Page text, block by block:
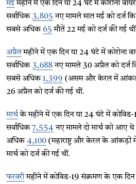
मईमहीने में एक दिन या 24 घंटे में कोरोना
सर्वाधिक 3,805 नए मामले सात मई को दर्ज
सबसे अधिक 65 मौतें 22 मई को दर्ज की गई
अप्रैलमहीने में एक दिन या 24 घंटे में कोरोना
सर्वाधिक 3,688 नए मामले 30 अप्रैल को दर्ज
सबसे अधिक1,399 (असम और केरल में
26 अप्रैल को दर्ज की गई थीं.
मार्चके महीने में एक दिन या 24 घंटे में
सर्वाधिक7,554 नए मामले दो मार्च को आए
अधिक 4,100 (महाराष्ट्र और केरल के
मार्च को दर्ज की गई थीं.
फरवरीमहीने में कोविड-19 संक्रमण के एक